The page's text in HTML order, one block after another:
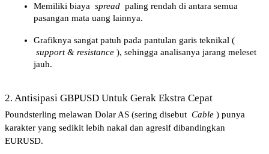
Memiliki biaya spread paling rendah di antara semua
pasangan mata uang lainnya.
Grafiknya sangat patuh pada pantulan garis teknikal (
support & resistance ), sehingga analisanya jarang meleset
jauh.
2. Antisipasi GBPUSD Untuk Gerak Ekstra Cepat
Poundsterling melawan Dolar AS (sering disebut Cable ) punya
karakter yang sedikit lebih nakal dan agresif dibandingkan
EURUSD.